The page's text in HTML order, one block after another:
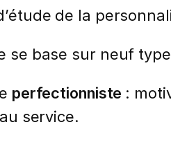
de la
se base sur neuf
perfectionniste :
service.